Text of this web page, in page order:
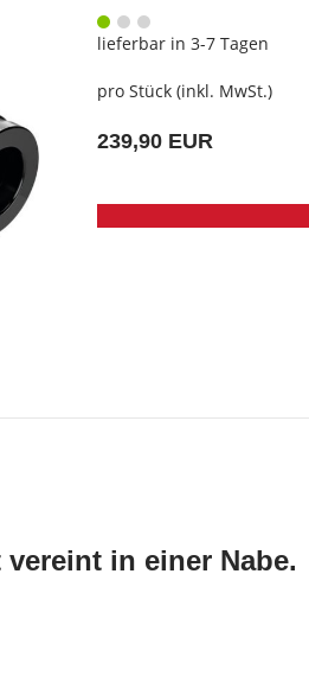
lieferbar in 3-7 Tagen
pro Stück (inkl. MwSt.)
239,90 EUR
in einer Nabe.